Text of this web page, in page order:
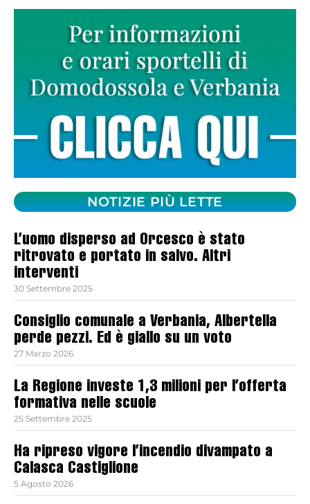
NOTIZIE PIÙ LETTE
L’uomo disperso ad Orcesco è stato
ritrovato e portato in salvo. Altri
interventi
30 Settembre 2025
Consiglio comunale a Verbania, Albertella
perde pezzi. Ed è giallo su un voto
27 Marzo 2026
La Regione investe 1,3 milioni per l’offerta
formativa nelle scuole
25 Settembre 2025
Ha ripreso vigore l’incendio divampato a
Calasca Castiglione
5 Agosto 2026